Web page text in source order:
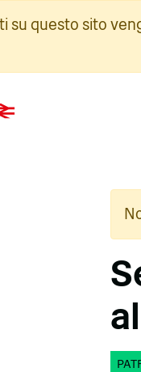
su questo sito